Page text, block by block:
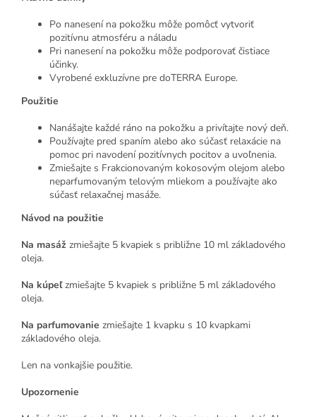
Po nanesení na pokožku môže pomôcť vytvoriť
pozitívnu atmosféru a náladu
Pri nanesení na pokožku môže podporovať čistiace
účinky.
Vyrobené exkluzívne pre doTERRA Europe.
Použitie
Nanášajte každé ráno na pokožku a privítajte nový deň.
Používajte pred spaním alebo ako súčasť relaxácie na
pomoc pri navodení pozitívnych pocitov a uvoľnenia.
Zmiešajte s Frakcionovaným kokosovým olejom alebo
neparfumovaným telovým mliekom a používajte ako
súčasť relaxačnej masáže.
Návod na použitie
Na masáž zmiešajte 5 kvapiek s približne 10 ml základového
oleja.
Na kúpeľ zmiešajte 5 kvapiek s približne 5 ml základového
oleja.
Na parfumovanie zmiešajte 1 kvapku s 10 kvapkami
základového oleja.
Len na vonkajšie použitie.
Upozornenie